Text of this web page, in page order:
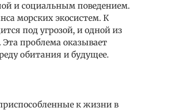
и социальным поведением.
морских экосистем. К
под угрозой, и одной из
проблема оказывает
обитания и будущее.
к жизни в